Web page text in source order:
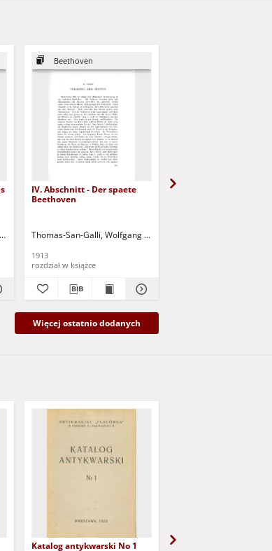
(1874-1918)
Beethoven
IV. Abschnitt - Der spaete
Beethoven
Thomas-San-Galli, Wolfgang Alexander (1874-1918)
1913
rozdział w książce
Więcej ostatnio dodanych
Katalog antykwarski No 1